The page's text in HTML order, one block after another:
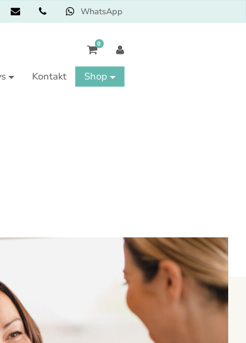
WhatsApp
0
Kontakt Shop